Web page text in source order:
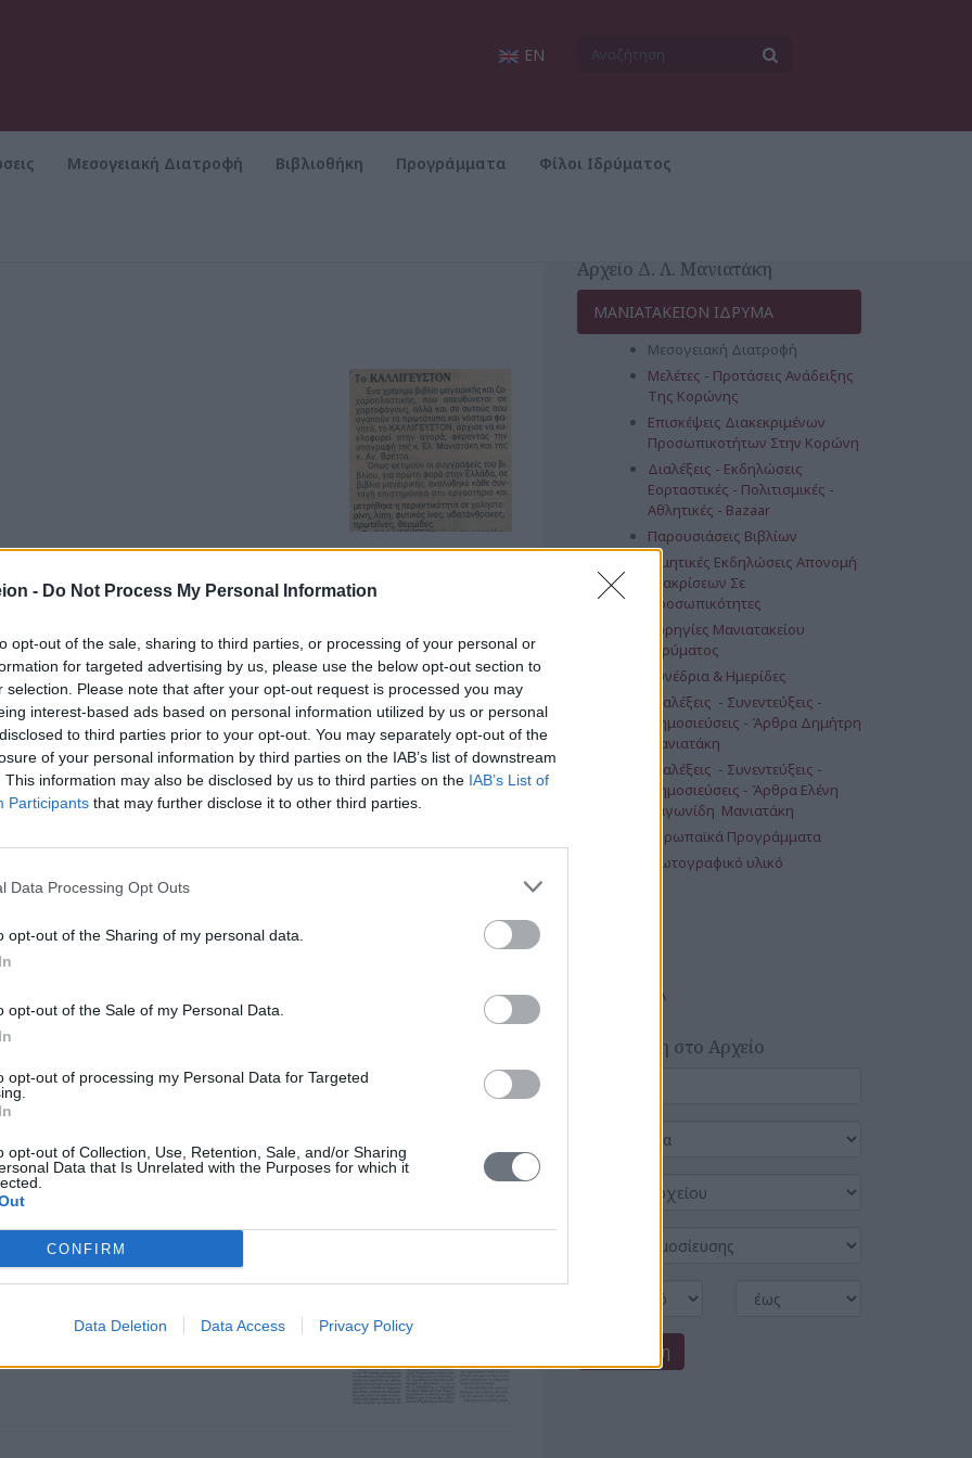
- Do Not Process My Personal Information
opt-out of the sale, sharing to third parties, or processing of your personal or
for targeted advertising by us, please use the below opt-out section to
selection. Please note that after your opt-out request is processed you may
interest-based ads based on personal information utilized by us or personal
to third parties prior to your opt-out. You may separately opt-out of the
of your personal information by third parties on the IAB’s list of downstream
This information may also be disclosed by us to third parties on the IAB’s List of
Participants that may further disclose it to other third parties.
Data Processing Opt Outs
opt-out of the Sharing of my personal data.
opt-out of the Sale of my Personal Data.
opt-out of processing my Personal Data for Targeted
opt-out of Collection, Use, Retention, Sale, and/or Sharing
Data that Is Unrelated with the Purposes for which it
CONFIRM
Data Deletion Data Access Privacy Policy
EN
Μεσογειακή Διατροφή Βιβλιοθήκη Προγράμματα Φίλοι Ιδρύματος
με τίτλο "Καλλίγευστον", της
"Το Καλλίγευστον", της Ελένης
το "ΚΑΛΛΙΓΕΥΣΤΟΝ" στο
Αρχείο Δ. Λ. Μανιατάκη
ΜΑΝΙΑΤΑΚΕΙΟΝ ΙΔΡΥΜΑ
Μεσογειακή Διατροφή
Μελέτες - Προτάσεις Ανάδειξης
Της Κορώνης
Επισκέψεις Διακεκριμένων
Προσωπικοτήτων Στην Κορώνη
Διαλέξεις - Εκδηλώσεις
Εορταστικές - Πολιτισμικές -
Αθλητικές - Bazaar
Παρουσιάσεις Βιβλίων
Τιμητικές Εκδηλώσεις Απονομή
Διακρίσεων Σε
Προσωπικότητες
Χορηγίες Μανιατακείου
Ιδρύματος
Συνέδρια & Ημερίδες
Διαλέξεις - Συνεντεύξεις -
Δημοσιεύσεις - Άρθρα Δημήτρη
Μανιατάκη
Διαλέξεις - Συνεντεύξεις -
Δημοσιεύσεις - Άρθρα Ελένη
Ταγωνίδη Μανιατάκη
Ευρωπαϊκά Προγράμματα
Φωτογραφικό υλικό
ΔΙΑΦΟΡΑ
Αναζήτηση στο Αρχείο
Αναζήτηση